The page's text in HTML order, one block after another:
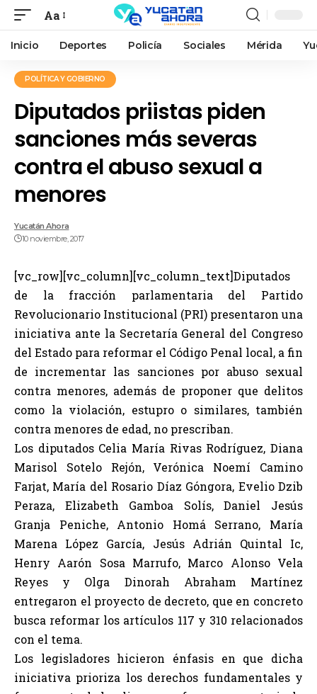
Aa
Inicio Deportes Policía Sociales Mérida
POLÍTICA Y GOBIERNO
Diputados priistas piden
sanciones más severas
contra el abuso sexual a
menores
Yucatán Ahora
10 noviembre, 2017
[vc_row][vc_column][vc_column_text]Diputados
de la fracción parlamentaria del Partido
Revolucionario Institucional (PRI) presentaron una
iniciativa ante la Secretaría General del Congreso
del Estado para reformar el Código Penal local, a fin
de incrementar las sanciones por abuso sexual
contra menores, además de proponer que delitos
como la violación, estupro o similares, también
contra menores de edad, no prescriban.
Los diputados Celia María Rivas Rodríguez, Diana
Marisol Sotelo Rejón, Verónica Noemí Camino
Farjat, María del Rosario Díaz Góngora, Evelio Dzib
Peraza, Elizabeth Gamboa Solís, Daniel Jesús
Granja Peniche, Antonio Homá Serrano, María
Marena López García, Jesús Adrián Quintal Ic,
Henry Aarón Sosa Marrufo, Marco Alonso Vela
Reyes y Olga Dinorah Abraham Martínez
entregaron el proyecto de decreto, que en concreto
busca reformar los artículos 117 y 310 relacionados
con el tema.
Los legisladores hicieron énfasis en que dicha
iniciativa prioriza los derechos fundamentales y